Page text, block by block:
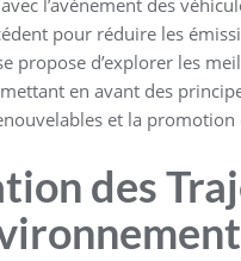
l’avènement des
pour réduire les
propose d’explorer les
en avant des
et la
des